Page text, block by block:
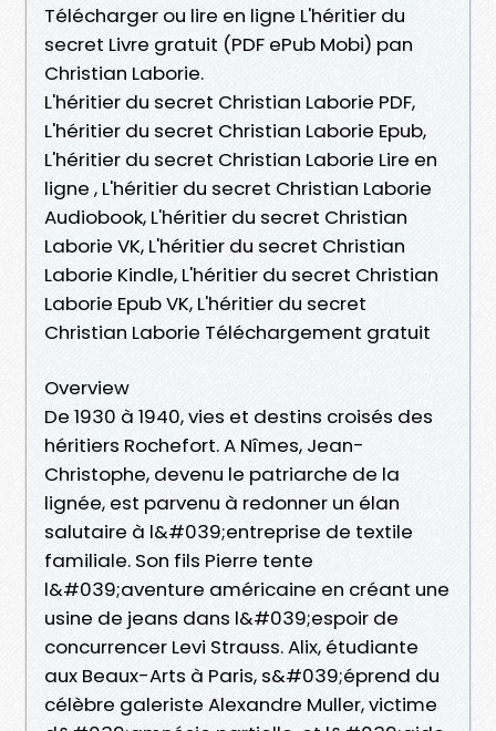
Télécharger ou lire en ligne L'héritier du
secret Livre gratuit (PDF ePub Mobi) pan
Christian Laborie.
L'héritier du secret Christian Laborie PDF,
L'héritier du secret Christian Laborie Epub,
L'héritier du secret Christian Laborie Lire en
ligne , L'héritier du secret Christian Laborie
Audiobook, L'héritier du secret Christian
Laborie VK, L'héritier du secret Christian
Laborie Kindle, L'héritier du secret Christian
Laborie Epub VK, L'héritier du secret
Christian Laborie Téléchargement gratuit
Overview
De 1930 à 1940, vies et destins croisés des
héritiers Rochefort. A Nîmes, Jean-
Christophe, devenu le patriarche de la
lignée, est parvenu à redonner un élan
salutaire à l&#039;entreprise de textile
familiale. Son fils Pierre tente
l&#039;aventure américaine en créant une
usine de jeans dans l&#039;espoir de
concurrencer Levi Strauss. Alix, étudiante
aux Beaux-Arts à Paris, s&#039;éprend du
célèbre galeriste Alexandre Muller, victime